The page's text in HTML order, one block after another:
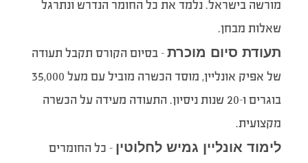
מורשה בישראל. נלמד את כל החומר הנדרש ונתרגל
שאלות מבחן.
תעודת סיום מוכרת– בסיום הקורס תקבל תעודה
של אפיק אונליין, מוסד הכשרה מוביל עם מעל 35,000
בוגרים ו-20 שנות ניסיון. התעודה מעידה על הכשרה
מקצועית.
לימוד אונליין גמיש לחלוטין – כל החומרים